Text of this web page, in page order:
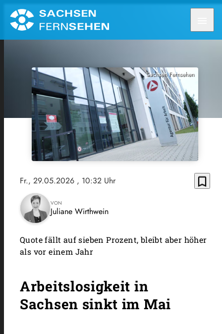
Sachsen Fernsehen
Fr., 29.05.2026 , 10:32 Uhr bookmark_border
VON
Juliane Wirthwein
Quote fällt auf sieben Prozent, bleibt aber höher
als vor einem Jahr
Arbeitslosigkeit in
Sachsen sinkt im Mai